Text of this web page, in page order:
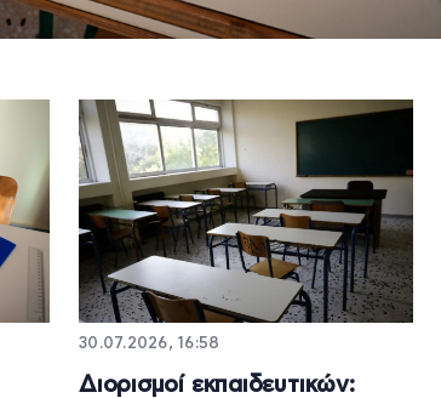
30.07.2026, 16:58
Διορισμοί εκπαιδευτικών: